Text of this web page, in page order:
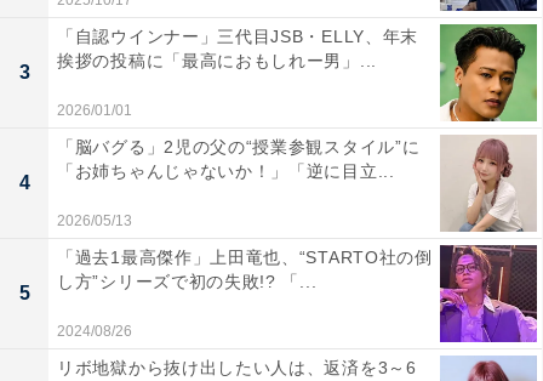
3
「自認ウインナー」三代目JSB・ELLY、年末
挨拶の投稿に「最高におもしれー男」...
2026/01/01
4
「脳バグる」2児の父の“授業参観スタイル”に
「お姉ちゃんじゃないか！」「逆に目立...
2026/05/13
5
「過去1最高傑作」上田竜也、“STARTO社の倒
し方”シリーズで初の失敗!? 「...
2024/08/26
リボ地獄から抜け出したい人は、返済を3～6